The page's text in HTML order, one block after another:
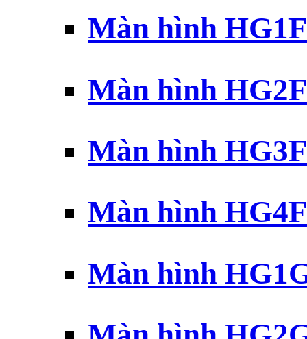
Màn hình
Màn hình
Màn hình
Màn hình
Màn hình